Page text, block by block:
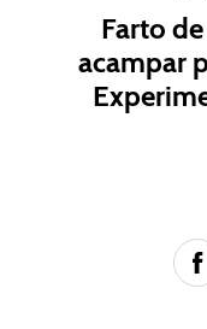
Farto
acampar